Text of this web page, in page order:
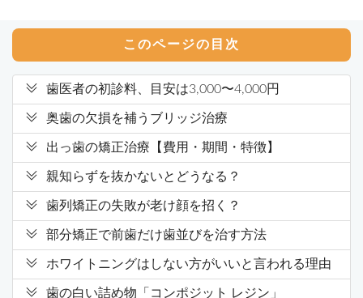
このページの目次
歯医者の初診料、目安は3,000〜4,000円
奥歯の欠損を補うブリッジ治療
出っ歯の矯正治療【費用・期間・特徴】
親知らずを抜かないとどうなる？
歯列矯正の失敗が老け顔を招く？
部分矯正で前歯だけ歯並びを治す方法
ホワイトニングはしない方がいいと言われる理由
歯の白い詰め物「コンポジット レジン」